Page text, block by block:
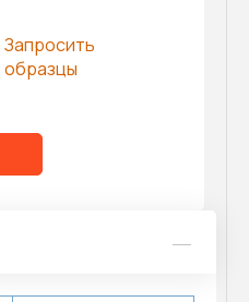
Запросить
образцы